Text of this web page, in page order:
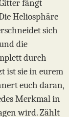
fängt
Heliosphäre
sich
die
durch
ist sie in eurem
euch daran,
Merkmal in
wird. Zählt